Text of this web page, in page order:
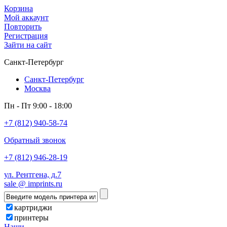
Корзина
Мой аккаунт
Повторить
Регистрация
Зайти на сайт
Санкт-Петербург
Санкт-Петербург
Москва
Пн - Пт 9:00 - 18:00
+7 (812) 940-58-74
Обратный звонок
+7 (812) 946-28-19
ул. Рентгена, д.7
sale @ imprints.ru
картриджи
принтеры